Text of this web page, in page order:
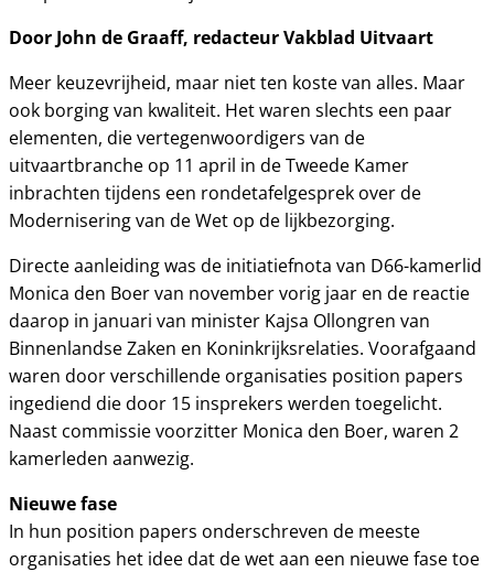
Door John de Graaff, redacteur Vakblad Uitvaart
Meer keuzevrijheid, maar niet ten koste van alles. Maar
ook borging van kwaliteit. Het waren slechts een paar
elementen, die vertegenwoordigers van de
uitvaartbranche op 11 april in de Tweede Kamer
inbrachten tijdens een rondetafelgesprek over de
Modernisering van de Wet op de lijkbezorging.
Directe aanleiding was de initiatiefnota van D66-kamerlid
Monica den Boer van november vorig jaar en de reactie
daarop in januari van minister Kajsa Ollongren van
Binnenlandse Zaken en Koninkrijksrelaties. Voorafgaand
waren door verschillende organisaties position papers
ingediend die door 15 insprekers werden toegelicht.
Naast commissie voorzitter Monica den Boer, waren 2
kamerleden aanwezig.
Nieuwe fase
In hun position papers onderschreven de meeste
organisaties het idee dat de wet aan een nieuwe fase toe